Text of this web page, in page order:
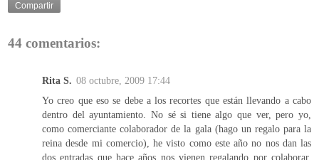
Compartir
44 comentarios:
Rita S. 08 octubre, 2009 17:44
Yo creo que eso se debe a los recortes que están llevando a cabo
dentro del ayuntamiento. No sé si tiene algo que ver, pero yo,
como comerciante colaborador de la gala (hago un regalo para la
reina desde mi comercio), he visto como este año no nos dan las
dos entradas que hace años nos vienen regalando por colaborar.